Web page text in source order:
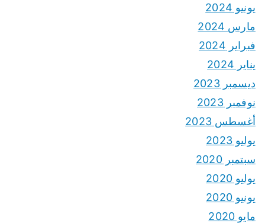
يونيو 2024
مارس 2024
فبراير 2024
يناير 2024
ديسمبر 2023
نوفمبر 2023
أغسطس 2023
يوليو 2023
سبتمبر 2020
يوليو 2020
يونيو 2020
مايو 2020